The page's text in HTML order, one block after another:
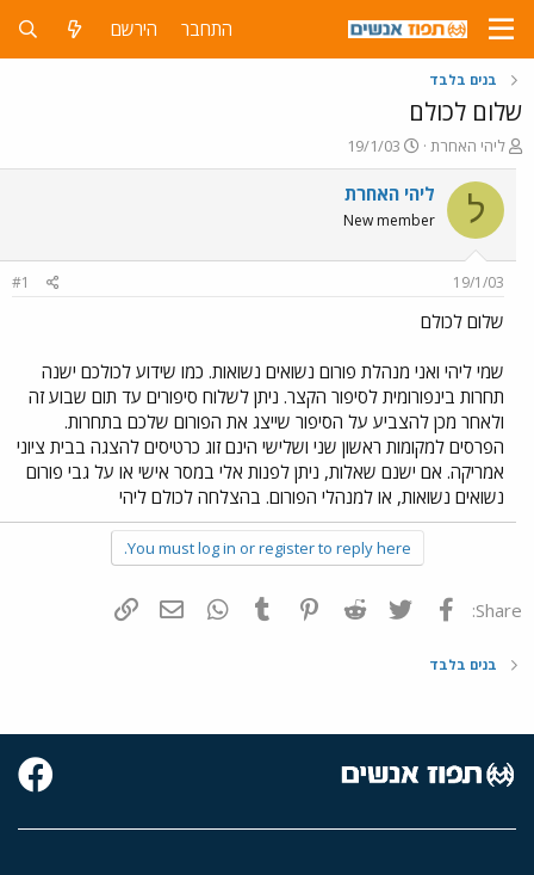
התחבר הירשם
בנים בלבד
שלום לכולם
פ
ו
ת
ח
ה
ש
א
ליהי האחרת
פ
ו
ר
ם
19/1/03
ל ליהי האחרת
New member
19/1/03
#1
שלום לכולם
שמי ליהי ואני מנהלת פורום נשואים נשואות. כמו שידוע לכולכם ישנה
תחרות בינפורומית לסיפור הקצר. ניתן לשלוח סיפורים עד תום שבוע זה
ולאחר מכן להצביע על הסיפור שייצג את הפורום שלכם בתחרות.
הפרסים למקומות ראשון שני ושלישי הינם זוג כרטיסים להצגה בבית ציוני
אמריקה. אם ישנם שאלות, ניתן לפנות אלי במסר אישי או על גבי פורום
נשואים נשואות, או למנהלי הפורום. בהצלחה לכולם ליהי
You must log in or register to reply here.
Share: פייסבוק Twitter
Reddit
Pinterest
Tumblr
WhatsAppדואר אלקטרוני
בנים בלבד